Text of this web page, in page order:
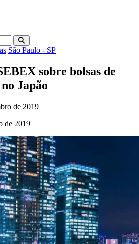
São Paulo - SP
sobre bolsas de
Japão
de 2019
de 2019